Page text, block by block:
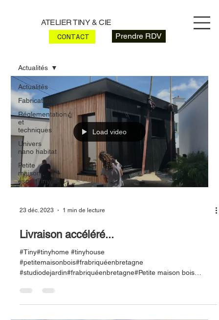
ATELIER TINY & CIE
CONTACT Prendre RDV
Actualités
Fabrication
Réglementation
et
techniques
Univers
nano habitat
Petite
maison ,
esprit Tiny
Actualités
Load video
23 déc. 2023 1 min de lecture
Livraison accéléré...
#Tiny#tinyhome #tinyhouse
#petitemaisonbois#frabriquéenbretagne
#studiodejardin#frabriquéenbretagne#Petite maison bois